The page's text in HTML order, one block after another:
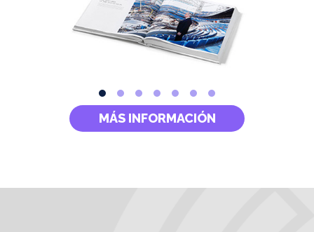
MÁS INFORMACIÓN